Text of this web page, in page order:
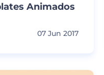
Animados
07 Jun 2017